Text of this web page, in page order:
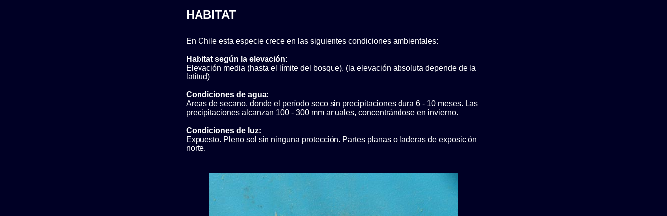
HABITAT
En Chile esta especie crece en las siguientes condiciones ambientales:
Habitat según la elevación:
Elevación media (hasta el límite del bosque). (la elevación absoluta depende de la
latitud)
Condiciones de agua:
Areas de secano, donde el período seco sin precipitaciones dura 6 - 10 meses. Las
precipitaciones alcanzan 100 - 300 mm anuales, concentrándose en invierno.
Condiciones de luz:
Expuesto. Pleno sol sin ninguna protección. Partes planas o laderas de exposición
norte.